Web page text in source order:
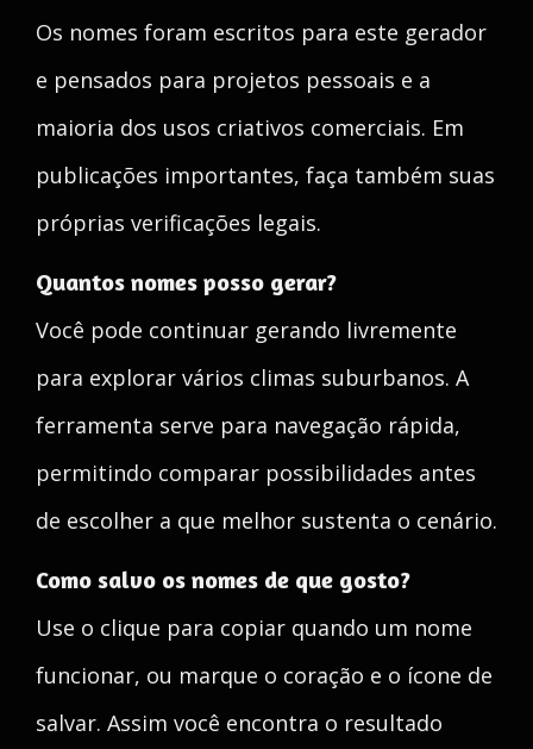
Os nomes foram escritos para este gerador
e pensados para projetos pessoais e a
maioria dos usos criativos comerciais. Em
publicações importantes, faça também suas
próprias verificações legais.
Quantos nomes posso gerar?
Você pode continuar gerando livremente
para explorar vários climas suburbanos. A
ferramenta serve para navegação rápida,
permitindo comparar possibilidades antes
de escolher a que melhor sustenta o cenário.
Como salvo os nomes de que gosto?
Use o clique para copiar quando um nome
funcionar, ou marque o coração e o ícone de
salvar. Assim você encontra o resultado